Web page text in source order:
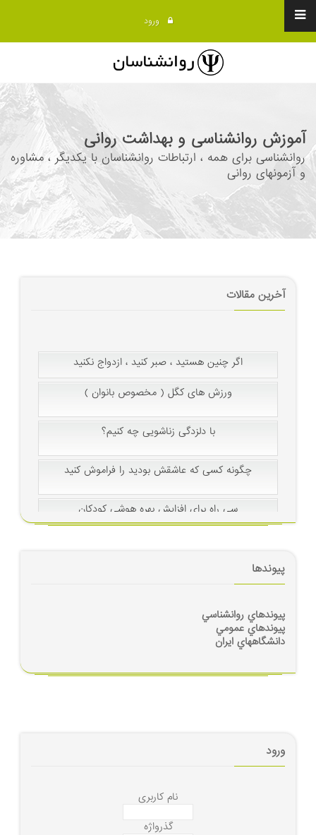
ورود
آموزش روانشناسی و بهداشت روانی
روانشناسی برای همه ، ارتباطات روانشناسان با یکدیگر ، مشاوره
و آزمونهای روانی
آخرین مقالات
بهداشت رواني
اگر چنین هستید ، صبر كنید ، ازدواج نكنید
ورزش های ‫کگل‬ ( مخصوص بانوان )
روابط جنسی
با دلزدگی زناشویی چه کنیم؟
زنان و مردان - خانواده
چگونه کسی که عاشقش بودید را فراموش کنید
روشهاي ارتباطي
سی راه برای افزایش بهره هوشی کودکان
پیوندها
پيوندهاي روانشناسي
پيوندهاي عمومي
دانشگاههاي ايران
ورود
نام کاربری
گذرواژه